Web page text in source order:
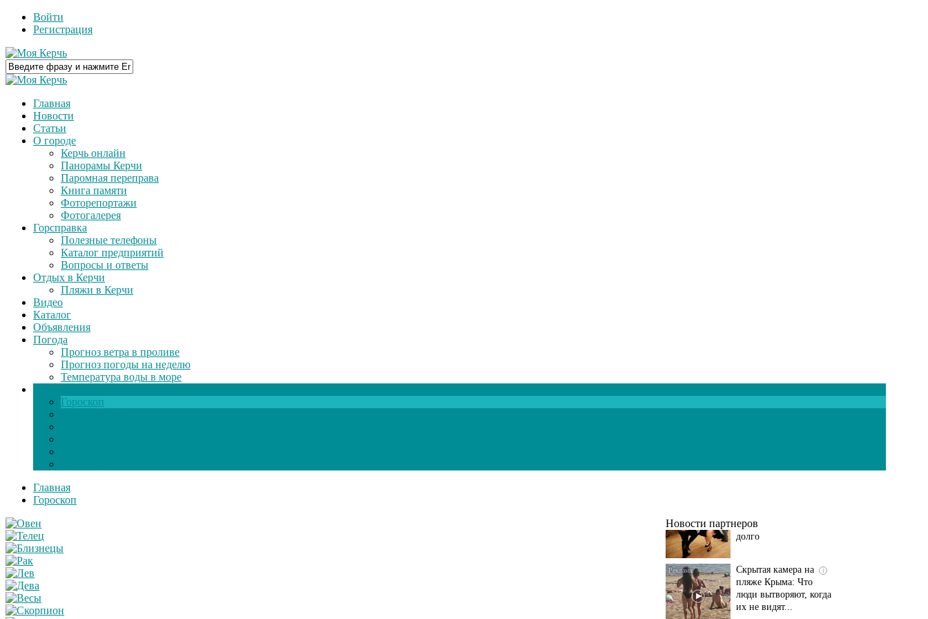
Войти
Регистрация
Главная
Новости
Статьи
О городе
Керчь онлайн
Панорамы Керчи
Паромная переправа
Книга памяти
Фоторепортажи
Фотогалерея
Горсправка
Полезные телефоны
Каталог предприятий
Вопросы и ответы
Отдых в Керчи
Пляжи в Керчи
Видео
Каталог
Объявления
Погода
Прогноз ветра в проливе
Прогноз погоды на неделю
Температура воды в море
Гороскоп
Главная
Гороскоп
Новости партнеров
Скрытая камера на
их не видят...
Этот танец невесты